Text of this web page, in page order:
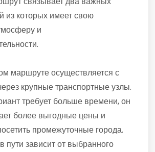
из которых имеет свою
и
маршруте осуществляется с
крупные транспортные узлы.
требует больше времени, он
более выгодные цены и
промежуточные города.
зависит от выбранного